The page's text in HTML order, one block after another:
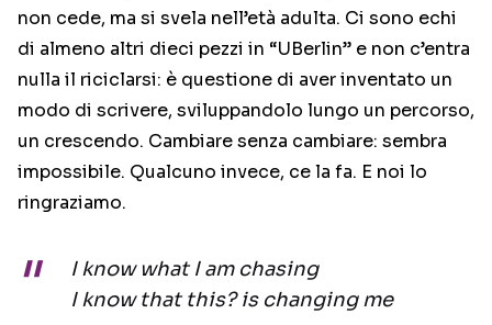
non cede, ma si svela nell’età adulta. Ci sono echi
di almeno altri dieci pezzi in “UBerlin” e non c’entra
nulla il riciclarsi: è questione di aver inventato un
modo di scrivere, sviluppandolo lungo un percorso,
un crescendo. Cambiare senza cambiare: sembra
impossibile. Qualcuno invece, ce la fa. E noi lo
ringraziamo.
I know what I am chasing
I know that this? is changing me